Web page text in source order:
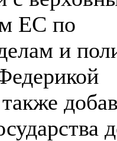
ЕС по
и